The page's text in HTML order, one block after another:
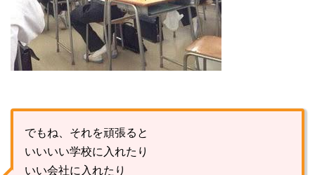
でもね、それを頑張ると
いいいい学校に入れたり
いい会社に入れたり